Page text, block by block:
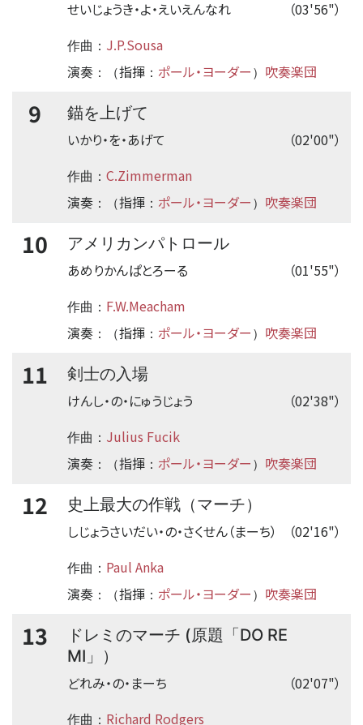
（03'56"）
せいじょうき・よ・えいえんなれ
作曲： J.P.Sousa
演奏 ：（指揮 ： ポール・ヨーダー ） 吹奏楽団
9
錨を上げて
（02'00"）
いかり・を・あげて
作曲： C.Zimmerman
演奏 ：（指揮 ： ポール・ヨーダー ） 吹奏楽団
10
アメリカンパトロール
（01'55"）
あめりかんぱとろーる
作曲： F.W.Meacham
演奏 ：（指揮 ： ポール・ヨーダー ） 吹奏楽団
11
剣士の入場
（02'38"）
けんし・の・にゅうじょう
作曲： Julius Fucik
演奏 ：（指揮 ： ポール・ヨーダー ） 吹奏楽団
12
史上最大の作戦（マーチ）
（02'16"）
しじょうさいだい・の・さくせん（まーち）
作曲： Paul Anka
演奏 ：（指揮 ： ポール・ヨーダー ） 吹奏楽団
13
ドレミのマーチ (原題「DO RE
MI」）
（02'07"）
どれみ・の・まーち
作曲： Richard Rodgers